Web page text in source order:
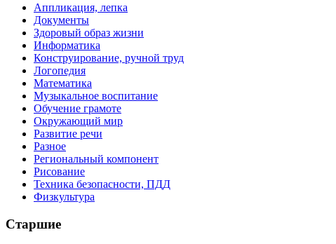
Аппликация, лепка
Документы
Здоровый образ жизни
Информатика
Конструирование, ручной труд
Логопедия
Математика
Музыкальное воспитание
Обучение грамоте
Окружающий мир
Развитие речи
Разное
Региональный компонент
Рисование
Техника безопасности, ПДД
Физкультура
Старшие